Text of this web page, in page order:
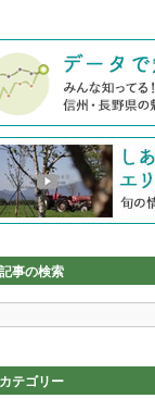
記事の検索
カテゴリー